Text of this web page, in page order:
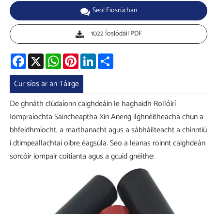
Seol Fiosrúchán
1022 Íoslódáil PDF
Facebook
X WhatsAppPinterestLinkedIn
Cur síos ar an Táirge
De ghnáth clúdaíonn caighdeáin le haghaidh Rollóirí
Iompraíochta Saincheaptha Xin Aneng ilghnéitheacha chun a
bhfeidhmíocht, a marthanacht agus a sábháilteacht a chinntiú
i dtimpeallachtaí oibre éagsúla. Seo a leanas roinnt caighdeán
sorcóir iompair coitianta agus a gcuid gnéithe: